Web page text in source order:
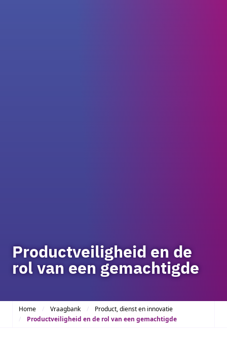
Productveiligheid en de
rol van een gemachtigde
Home Vraagbank
Product, dienst en innovatie
Productveiligheid en de rol van een gemachtigde